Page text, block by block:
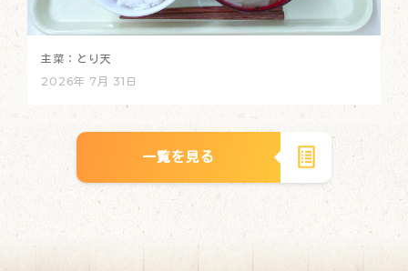
主菜：とり天
2026年 7月 31日
一覧を見る